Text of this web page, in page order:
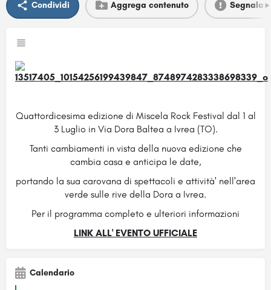
Condividi Aggrega contenuto Segnala
Quattordicesima edizione di Miscela Rock Festival dal 1 al
3 Luglio in Via Dora Baltea a Ivrea (TO).
Tanti cambiamenti in vista della nuova edizione che
cambia casa e anticipa le date,
portando la sua carovana di spettacoli e attività' nell'area
verde sulle rive della Dora a Ivrea.
Per il programma completo e ulteriori informazioni
LINK ALL' EVENTO UFFICIALE
Calendario